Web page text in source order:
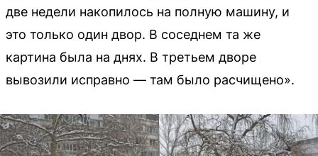
две недели накопилось на полную машину, и
это только один двор. В соседнем та же
картина была на днях. В третьем дворе
вывозили исправно — там было расчищено».